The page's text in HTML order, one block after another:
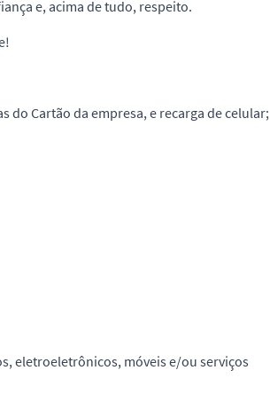
e, acima de tudo, respeito.
do Cartão da empresa, e recarga de celular;
eletroeletrônicos, móveis e/ou serviços